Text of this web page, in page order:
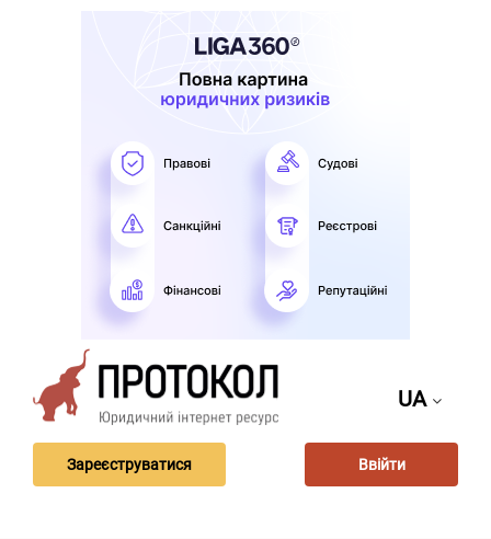
UA
Зареєструватися Ввійти